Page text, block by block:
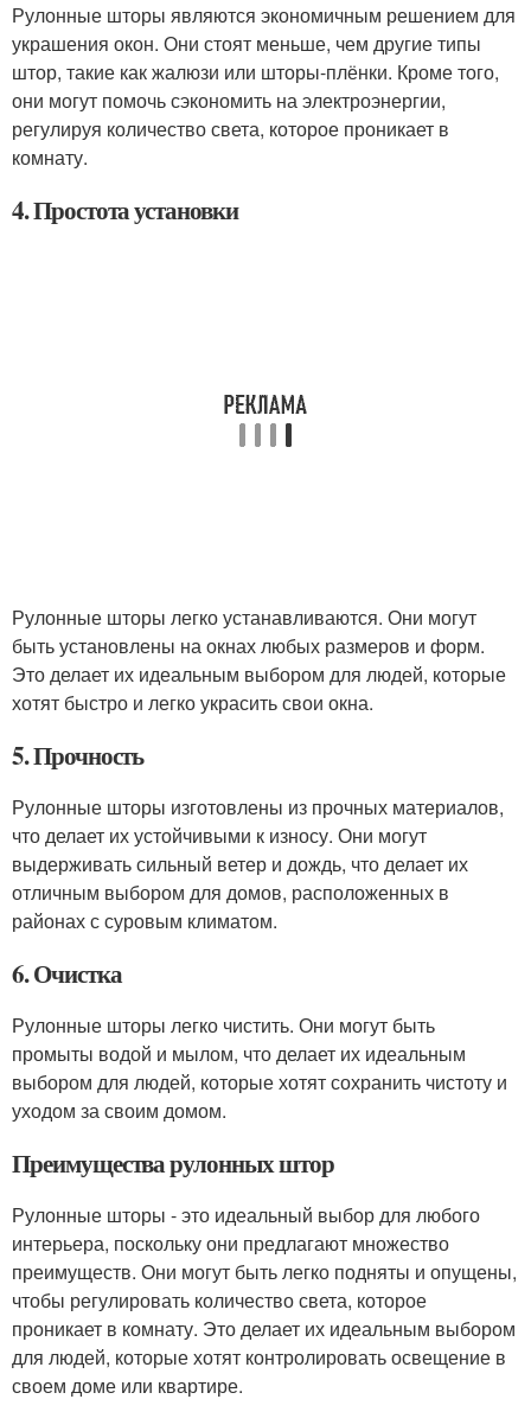
Рулонные шторы являются экономичным решением для
украшения окон. Они стоят меньше, чем другие типы
штор, такие как жалюзи или шторы-плёнки. Кроме того,
они могут помочь сэкономить на электроэнергии,
регулируя количество света, которое проникает в
комнату.
4. Простота установки
Рулонные шторы легко устанавливаются. Они могут
быть установлены на окнах любых размеров и форм.
Это делает их идеальным выбором для людей, которые
хотят быстро и легко украсить свои окна.
5. Прочность
Рулонные шторы изготовлены из прочных материалов,
что делает их устойчивыми к износу. Они могут
выдерживать сильный ветер и дождь, что делает их
отличным выбором для домов, расположенных в
районах с суровым климатом.
6. Очистка
Рулонные шторы легко чистить. Они могут быть
промыты водой и мылом, что делает их идеальным
выбором для людей, которые хотят сохранить чистоту и
уходом за своим домом.
Преимущества рулонных штор
Рулонные шторы - это идеальный выбор для любого
интерьера, поскольку они предлагают множество
преимуществ. Они могут быть легко подняты и опущены,
чтобы регулировать количество света, которое
проникает в комнату. Это делает их идеальным выбором
для людей, которые хотят контролировать освещение в
своем доме или квартире.